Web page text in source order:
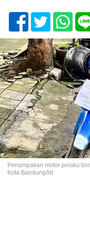
Penampakan motor pelaku
Kota Bandung/Ist